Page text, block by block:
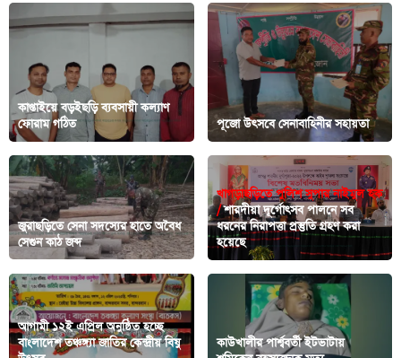
কাপ্তাইয়ে বড়ইছড়ি ব্যবসায়ী কল্যাণ
ফোরাম গঠিত
পূজো উৎসবে সেনাবাহিনীর সহায়তা
জুরাছড়িতে সেনা সদস্যের হাতে অবৈধ
সেগুন কাঠ জব্দ
খাগড়াছড়িতে পুলিশ সুপার নাইমুল হক
/শারদীয়া দূর্গোৎসব পালনে সব
ধরনের নিরাপত্তা প্রস্তুতি গ্রহণ করা
হয়েছে
আগামী ১২ই এপ্রিল অনুষ্ঠিত হচ্ছে
বাংলাদেশ তঞ্চঙ্গ্যা জাতির কেন্দ্রীয় বিষু
কাউখালীর পার্শ্ববর্তী ইটভাটায়